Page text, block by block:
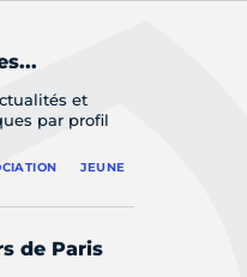
et
par profil
JEUNE
de Paris